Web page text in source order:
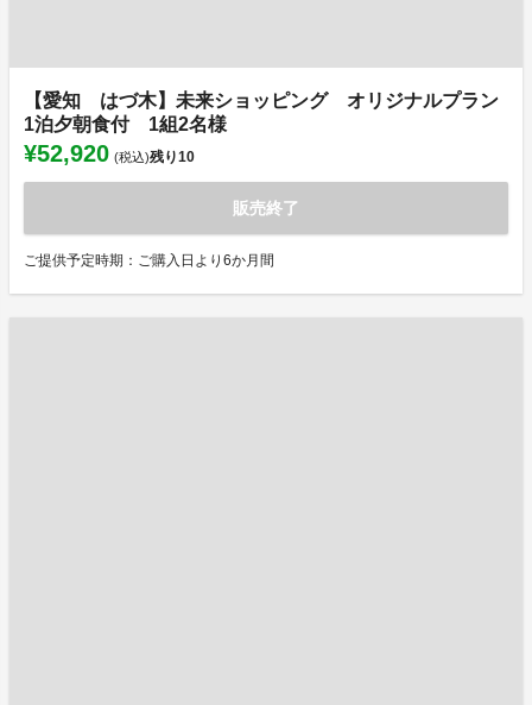
【愛知 はづ木】未来ショッピング オリジナルプラン
1泊夕朝食付 1組2名様
¥52,920 (税込)残り10
販売終了
ご提供予定時期：ご購入日より6か月間